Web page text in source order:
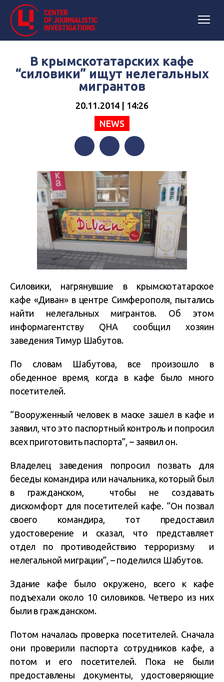
В крымскотатарских кафе
“силовики” ищут нелегальных
мигрантов
20.11.2014 | 14:26
NEWS
Силовики, нагрянувшие в крымскотатарское
кафе «Диван» в центре Симферополя, пытались
найти нелегальных мигрантов. Об этом
информагентству QHA сообщил хозяин
заведения Тимур Шабутов.
По словам Шабутова, все произошло в
обеденное время, когда в кафе было много
посетителей.
“Вооруженный человек в маске зашел в кафе и
заявил, что это паспортный контроль и попросил
всех приготовить паспорта”, – заявил он.
Владелец заведения попросил позвать для
беседы командира или начальника, который был
в гражданском, чтобы не создавать
дискомфорт для посетителей кафе. “Он позвал
своего командира, тот предоставил
удостоверение и сказал, что представляет
отдел по противодействию терроризму и
нелегальной миграции”, – поделился Шабутов.
Здание кафе было окружено, всего к кафе
подъехали около 10 силовиков. Четверо из них
были в гражданском.
Потом началась проверка посетителей. Сначала
они проверили паспорта сотрудников кафе, а
потом и его посетителей. Пока не были
предоставлены документы, удостоверяющие